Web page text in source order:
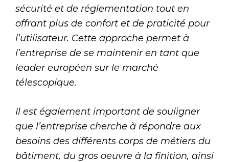
sécurité et de réglementation tout en
offrant plus de confort et de praticité pour
l’utilisateur. Cette approche permet à
l’entreprise de se maintenir en tant que
leader européen sur le marché
télescopique.
Il est également important de souligner
que l’entreprise cherche à répondre aux
besoins des différents corps de métiers du
bâtiment, du gros oeuvre à la finition, ainsi